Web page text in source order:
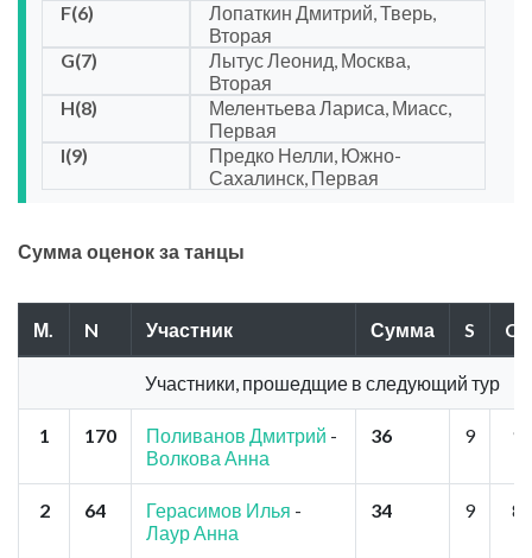
F(6)
Лопаткин Дмитрий, Тверь,
Вторая
G(7)
Лытус Леонид, Москва,
Вторая
H(8)
Мелентьева Лариса, Миасс,
Первая
I(9)
Предко Нелли, Южно-
Сахалинск, Первая
Сумма оценок за танцы
М. N Участник Сумма S Ch
Участники, прошедщие в следующий тур
1 170 Поливанов Дмитрий -
Волкова Анна
36 9 9
2 64 Герасимов Илья -
Лаур Анна
34 9 8